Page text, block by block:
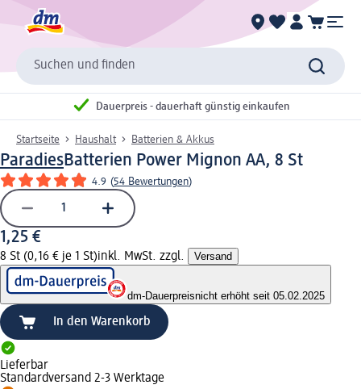
Suchen und finden
Dauerpreis - dauerhaft günstig einkaufen
Startseite Haushalt Batterien & Akkus
ParadiesBatterien Power Mignon AA, 8 St
4.9 (54 Bewertungen)
1,25 €
8 St (0,16 € je 1 St)inkl. MwSt. zzgl. Versand
dm-Dauerpreisnicht erhöht seit 05.02.2025
In den Warenkorb
Lieferbar
Standardversand 2-3 Werktage